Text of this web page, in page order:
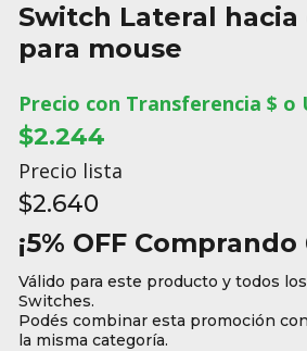
Switch Lateral hacia
para mouse
Precio con Transferencia $ o
$2.244
Precio lista
$2.640
¡5% OFF
Válido para este producto y todos
Switches.
Podés combinar esta promoción
la misma categoría.